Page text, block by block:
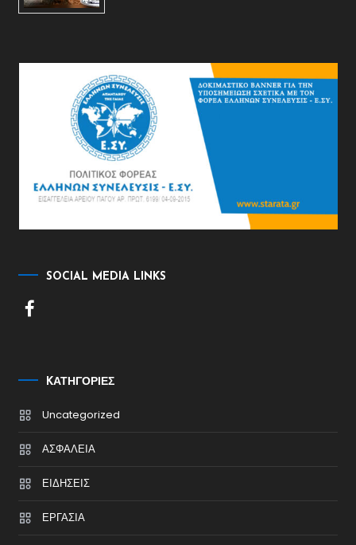
SOCIAL MEDIA LINKS
KΑΤΗΓΟΡΊΕΣ
Uncategorized
ΑΣΦΑΛΕΙΑ
ΕΙΔΗΣΕΙΣ
ΕΡΓΑΣΙΑ